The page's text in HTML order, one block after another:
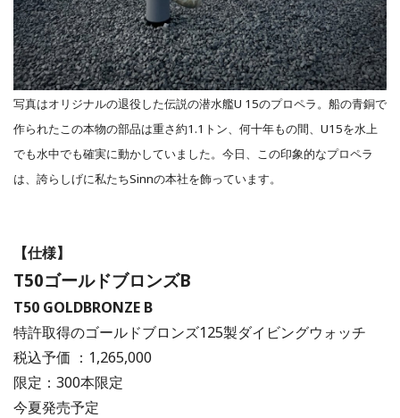
写真はオリジナルの退役した伝説の潜水艦U 15のプロペラ。船の青銅で
作られたこの本物の部品は重さ約1.1トン、何十年もの間、U15を水上
でも水中でも確実に動かしていました。今日、この印象的なプロペラ
は、誇らしげに私たちSinnの本社を飾っています。
【仕様】
T50ゴールドブロンズB
T50 GOLDBRONZE B
特許取得のゴールドブロンズ125製ダイビングウォッチ
税込予価 ：1,265,000
限定：300本限定
今夏発売予定